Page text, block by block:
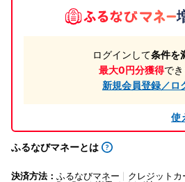
ログインして条件を
最大0円分獲得でき
新規会員登録／ロ
使
ふるなびマネーとは
決済方法： ふるなびマネー クレジットカ